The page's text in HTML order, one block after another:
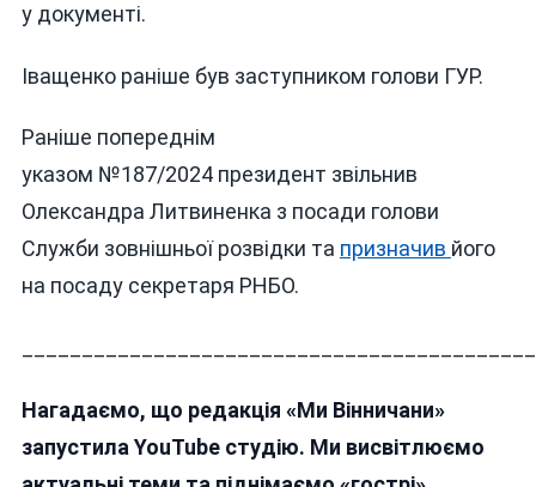
у документі.
Іващенко раніше був заступником голови ГУР.
Раніше попереднім
указом №187/2024 президент звільнив
Олександра Литвиненка з посади голови
Служби зовнішньої розвідки та призначив його
на посаду секретаря РНБО.
Нагадаємо, що редакція «Ми Вінничани»
запустила YouTube студію. Ми висвітлюємо